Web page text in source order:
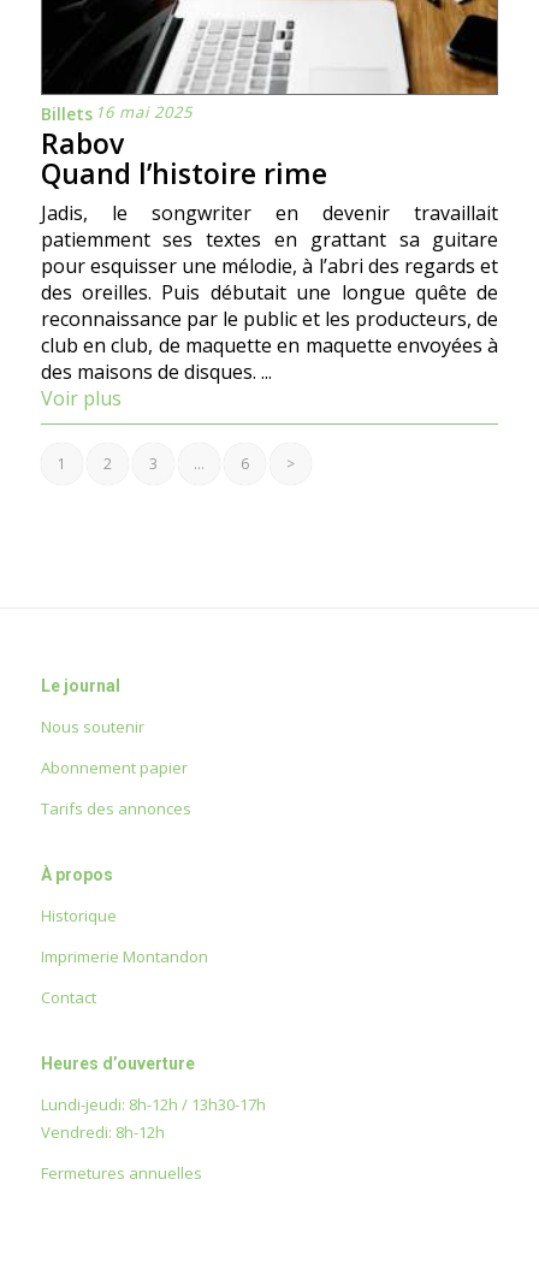
Billets 16 mai 2025
Rabov
Quand l’histoire rime
Jadis, le songwriter en devenir travaillait
patiemment ses textes en grattant sa guitare
pour esquisser une mélodie, à l’abri des regards et
des oreilles. Puis débutait une longue quête de
reconnaissance par le public et les producteurs, de
club en club, de maquette en maquette envoyées à
des maisons de disques. ...
Voir plus
1 2 3 … 6 >
Le journal
Nous soutenir
Abonnement papier
Tarifs des annonces
À propos
Historique
Imprimerie Montandon
Contact
Heures d’ouverture
Lundi-jeudi: 8h-12h / 13h30-17h
Vendredi: 8h-12h
Fermetures annuelles